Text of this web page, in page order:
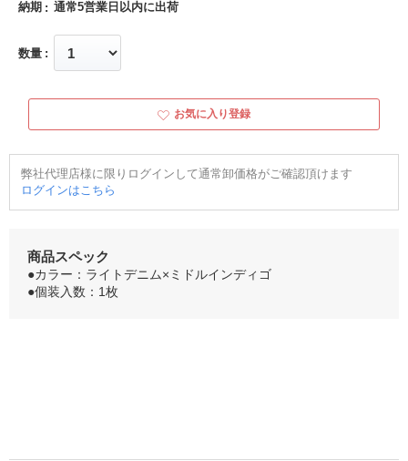
納期 通常5営業日以内に出荷
数量
お気に入り登録
弊社代理店様に限りログインして通常卸価格がご確認頂けます
ログインはこちら
商品スペック
●カラー：ライトデニム×ミドルインディゴ
●個装入数：1枚